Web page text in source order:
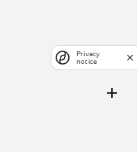
Privacy
notice